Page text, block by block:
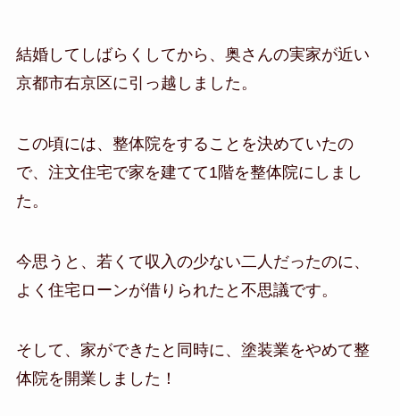
結婚してしばらくしてから、奥さんの実家が近い
京都市右京区に引っ越しました。
この頃には、整体院をすることを決めていたの
で、注文住宅で家を建てて1階を整体院にしまし
た。
今思うと、若くて収入の少ない二人だったのに、
よく住宅ローンが借りられたと不思議です。
そして、家ができたと同時に、塗装業をやめて整
体院を開業しました！